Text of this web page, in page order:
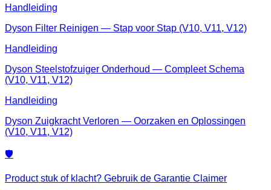
Handleiding
Dyson Filter Reinigen — Stap voor Stap (V10, V11, V12)
Handleiding
Dyson Steelstofzuiger Onderhoud — Compleet Schema
(V10, V11, V12)
Handleiding
Dyson Zuigkracht Verloren — Oorzaken en Oplossingen
(V10, V11, V12)
🛡️
Product stuk of klacht? Gebruik de Garantie Claimer